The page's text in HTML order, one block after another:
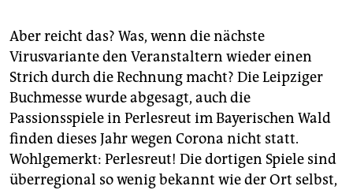
Aber reicht das? Was, wenn die nächste
Virusvariante den Veranstaltern wieder einen
Strich durch die Rechnung macht? Die Leipziger
Buchmesse wurde abgesagt, auch die
Passionsspiele in Perlesreut im Bayerischen Wald
finden dieses Jahr wegen Corona nicht statt.
Wohlgemerkt: Perlesreut! Die dortigen Spiele sind
überregional so wenig bekannt wie der Ort selbst,